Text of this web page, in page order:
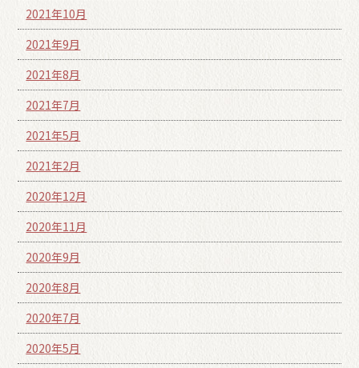
2021年10月
2021年9月
2021年8月
2021年7月
2021年5月
2021年2月
2020年12月
2020年11月
2020年9月
2020年8月
2020年7月
2020年5月